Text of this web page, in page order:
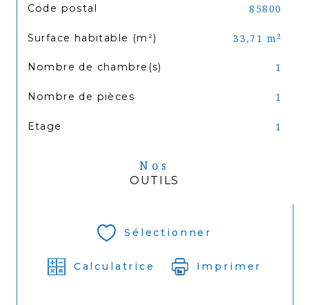
TRAD_SIROCCO_Caracteristique
Code postal 85800
Surface habitable (m²) 33,71 m²
Nombre de chambre(s) 1
Nombre de pièces 1
Etage 1
Nos
OUTILS
Sélectionner
Calculatrice Imprimer